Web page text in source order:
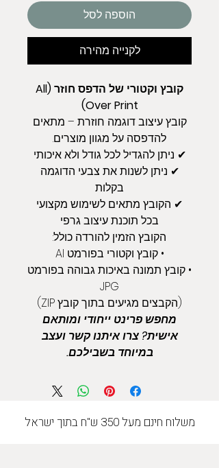
הוספה לסל
לקנייה מהירה
קובץ וקטורי של הדפס חוזר (All
Over Print)
קובץ עיצוב דוגמה חוזרת – מתאים
להדפסה על מגוון מוצרים.
✔ ניתן להגדיל לכל גודל ולא איכותי
✔ ניתן לשנות את צבעי הדוגמה
בקלות
✔ הקובץ מתאים לשימוש מקצועי
בכל תוכנת עיצוב גרפי
הקובץ הזמין להורדה כולל:
• קובץ וקטורי בפורמט AI
• קובץ תמונה באיכות גבוהה בפורמט
JPG
(הקבצים מגיעים בתוך קובץ ZIP)
מחפש פרינט ייחודי ומותאם
אישית? צרו איתנו קשר ועצב
במיוחד בשבילכם.
משלוח חינם מעל 350 ש"ח בתוך ישראל